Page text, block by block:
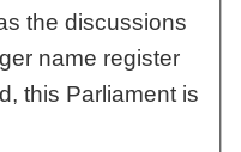
the discussions
name register
this Parliament is